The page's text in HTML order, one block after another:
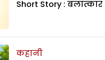
Short Story : बलात्कार
कहानी